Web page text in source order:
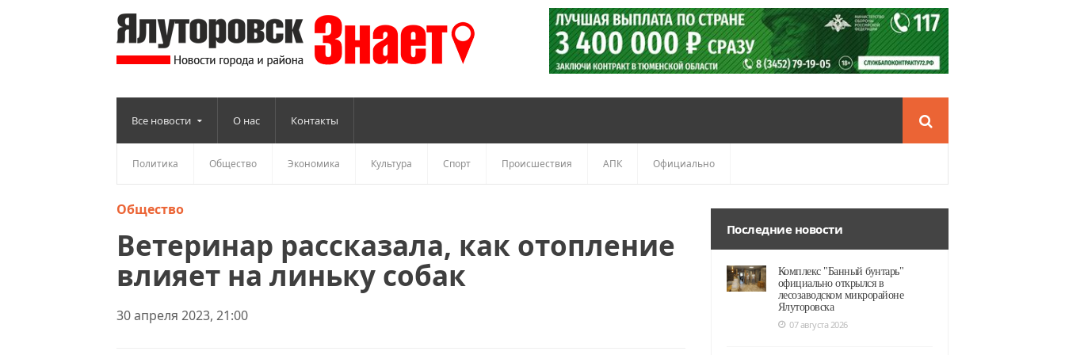
Все новости О нас Контакты
Политика Общество Экономика Культура Спорт Происшествия АПК Официально
Общество
Ветеринар рассказала, как отопление
влияет на линьку собак
30 апреля 2023, 21:00
Последние новости
Комплекс "Банный бунтарь"
официально открылся в
лесозаводском микрорайоне
Ялуторовска
07 августа 2026